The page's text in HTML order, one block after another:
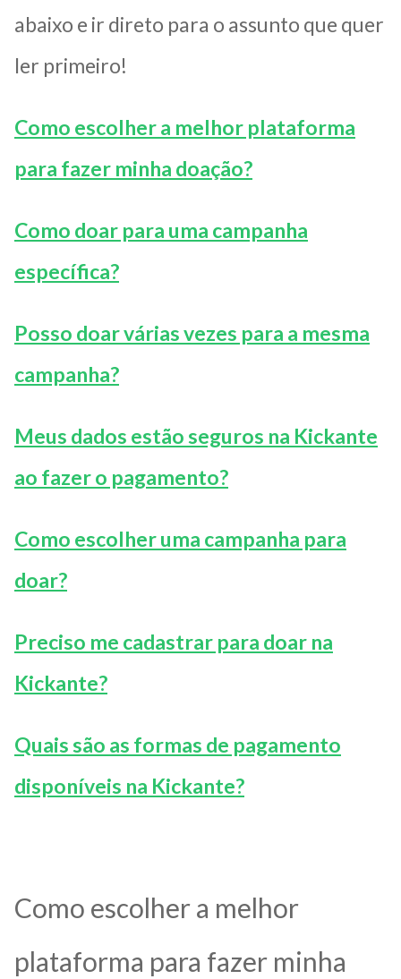
abaixo e ir direto para o assunto que quer
ler primeiro!
Como escolher a melhor plataforma
para fazer minha doação?
Como doar para uma campanha
específica?
Posso doar várias vezes para a mesma
campanha?
Meus dados estão seguros na Kickante
ao fazer o pagamento?
Como escolher uma campanha para
doar?
Preciso me cadastrar para doar na
Kickante?
Quais são as formas de pagamento
disponíveis na Kickante?
Como escolher a melhor
plataforma para fazer minha